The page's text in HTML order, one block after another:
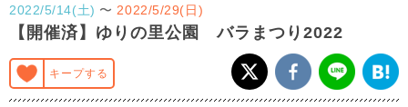
2022/5/14(土) 〜 2022/5/29(日)
【開催済】ゆりの里公園 バラまつり2022
キープする